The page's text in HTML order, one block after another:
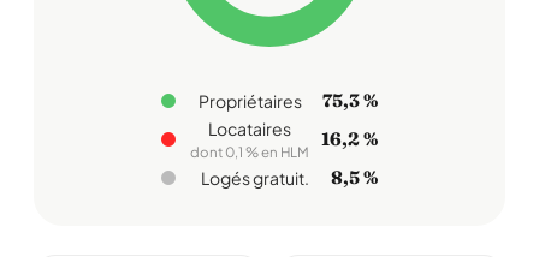
Propriétaires 75,3 %
Locataires
dont 0,1 % en HLM
16,2 %
Logés gratuit. 8,5 %